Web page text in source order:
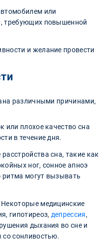
или
требующих повышенной
и желание провести
различными причинами,
или плохое качество сна
в течение дня.
сна, такие как
ног, сонное апноэ
ритма могут вызывать
медицинские
гипотиреоз, депрессия,
дыхания во сне и
со сонливостью.